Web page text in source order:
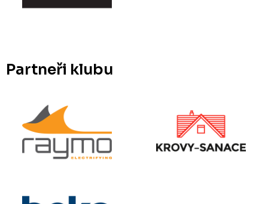
Partneři klubu